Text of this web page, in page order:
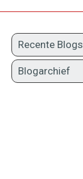
Recente Blogs
Blogarchief